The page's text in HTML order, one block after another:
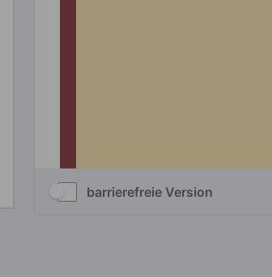
barrierefreie Version